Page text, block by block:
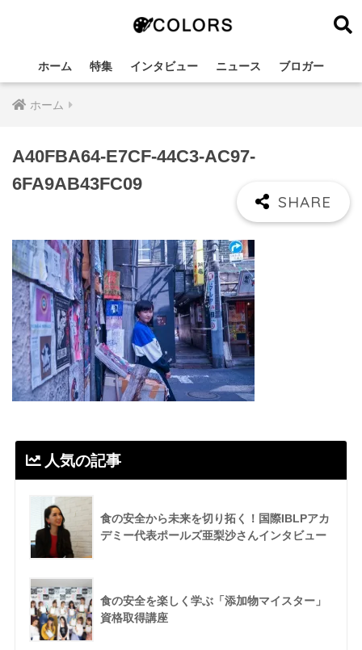
ホーム 特集 インタビュー ニュース ブロガー
ホーム
A40FBA64-E7CF-44C3-AC97-
6FA9AB43FC09
人気の記事
食の安全から未来を切り拓く！国際IBLPアカ
デミー代表ポールズ亜梨沙さんインタビュー
食の安全を楽しく学ぶ「添加物マイスター」
資格取得講座